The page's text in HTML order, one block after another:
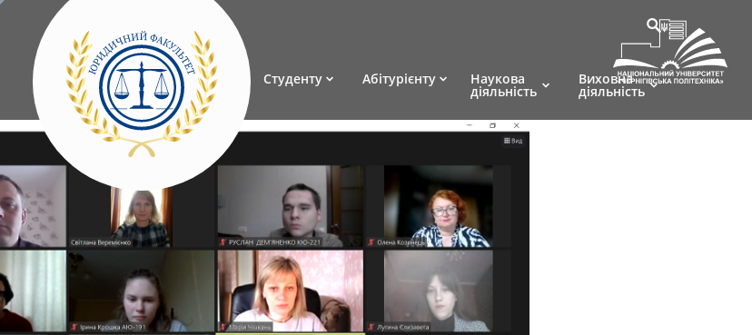
Студенту Абітурієнту Наукова
діяльність
Виховна
діяльність